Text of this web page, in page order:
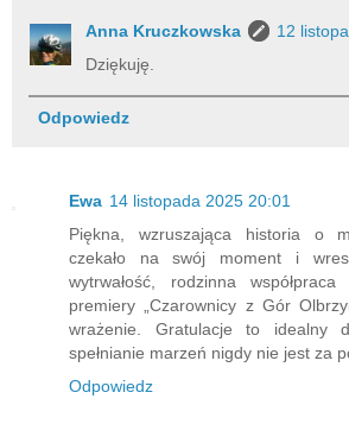
Anna Kruczkowska
12
Dziękuję.
Odpowiedz
Ewa 14 listopada 2025 20:01
Piękna, wzruszająca historia o
czekało na swój moment i
wytrwałość, rodzinna
premiery „Czarownicy z Gór
wrażenie. Gratulacje to
spełnianie marzeń nigdy nie jest za
Odpowiedz